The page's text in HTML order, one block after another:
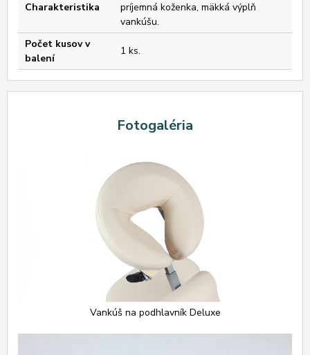
Charakteristika
príjemná koženka, mäkká výplň
vankúšu.
Počet kusov v
balení
1 ks.
Fotogaléria
Vankúš na podhlavník Deluxe